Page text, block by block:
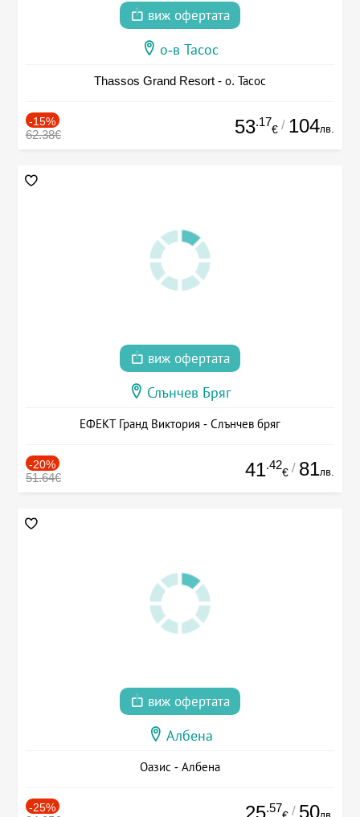
виж офертата
о-в Тасос
Thassos Grand Resort - о. Тасос
-15%
62.38€ 53.17
€ / 104лв.
виж офертата
Слънчев Бряг
ЕФЕКТ Гранд Виктория - Слънчев бряг
-20%
51.64€ 41.42
€ / 81лв.
виж офертата
Албена
Оазис - Албена
-25% 25.57 / 50лв.